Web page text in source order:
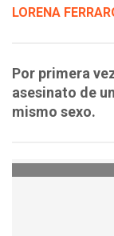
LORENA
Por primera
asesinato de
mismo sexo.